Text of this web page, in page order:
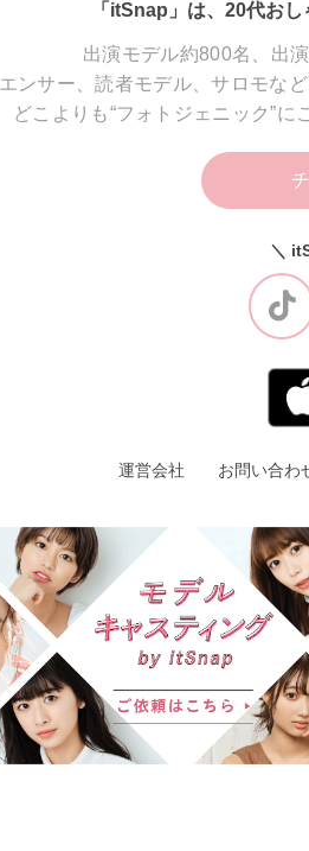
「itSnap」は、20代お
出演モデル約800名、出
ンサー、読者モデル、サロモな
どこよりも“フォトジェニック”に
＼
運営会社 お問い合わ